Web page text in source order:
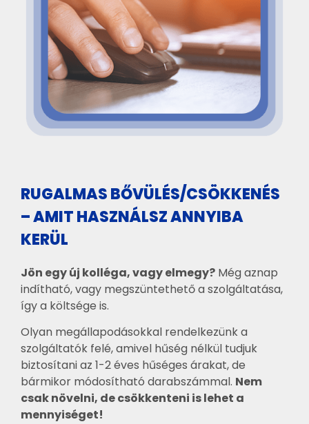
RUGALMAS BŐVÜLÉS/CSÖKKENÉS
– AMIT HASZNÁLSZ ANNYIBA
KERÜL
Jön egy új kolléga, vagy elmegy? Még aznap
indítható, vagy megszüntethető a szolgáltatása,
így a költsége is.
Olyan megállapodásokkal rendelkezünk a
szolgáltatók felé, amivel hűség nélkül tudjuk
biztosítani az 1-2 éves hűséges árakat, de
bármikor módosítható darabszámmal. Nem
csak növelni, de csökkenteni is lehet a
mennyiséget!